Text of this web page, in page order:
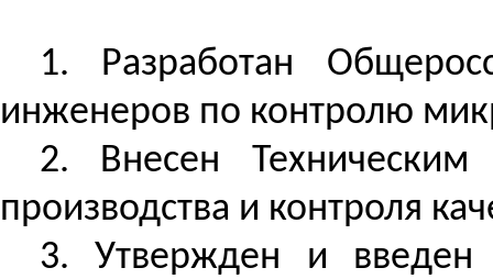
1. Разработан
инженеров по контролю
2. Внесен
производства и контроля
3. Утвержден и введен